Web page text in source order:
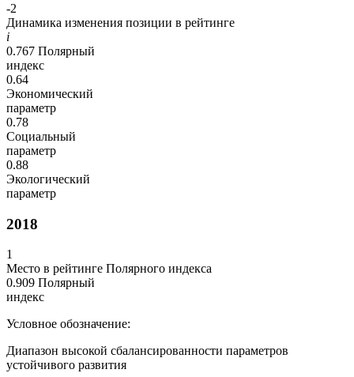
-2
Динамика изменения позиции в рейтинге
i
0.767 Полярный
индекс
0.64
Экономический
параметр
0.78
Социальный
параметр
0.88
Экологический
параметр
2018
1
Место в рейтинге Полярного индекса
0.909 Полярный
индекс
Условное обозначение:
Диапазон высокой сбалансированности параметров
устойчивого развития